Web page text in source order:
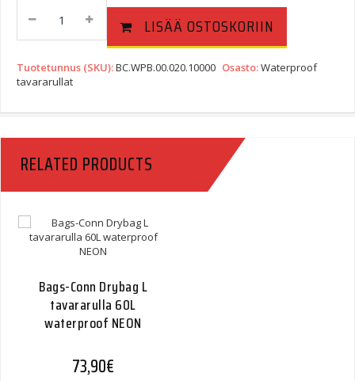
260,
Harmaa/musta
LISÄÄ OSTOSKORIIN
Tuotetunnus (SKU):BC.WPB.00.020.10000 Osasto:Waterproof
tavararullat
RELATED PRODUCTS
Bags-Conn Drybag L
tavararulla 60L
waterproof NEON
73,90€